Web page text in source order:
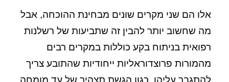
אלו הם שני מקרים שונים מבחינת ההוכחה, אבל
מה שחשוב יותר להבין זה שתביעות של רשלנות
רפואית בניתוח בקע כוללות במקרים רבים
מהמורות פרוצדוראליות ייחודיות שהתובע צריך
להתגבר עליהן, כגון הגשת תצהיר של עד מומחה